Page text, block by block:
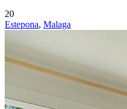
20
Estepona, Malaga